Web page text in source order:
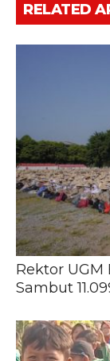
RELATED
Rektor UGM
Sambut